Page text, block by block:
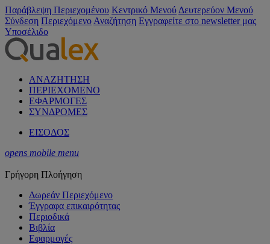
Παράβλεψη Περιεχομένου Κεντρικό Μενού Δευτερεύον Μενού
Σύνδεση Περιεχόμενο Αναζήτηση Εγγραφείτε στο newsletter μας
Υποσέλιδο
ΑΝΑΖΗΤΗΣΗ
ΠΕΡΙΕΧΟΜΕΝΟ
ΕΦΑΡΜΟΓΕΣ
ΣΥΝΔΡΟΜΕΣ
ΕΙΣΟΔΟΣ
opens mobile menu
Γρήγορη Πλοήγηση
Δωρεάν Περιεχόμενο
Έγγραφα επικαιρότητας
Περιοδικά
Βιβλία
Εφαρμογές